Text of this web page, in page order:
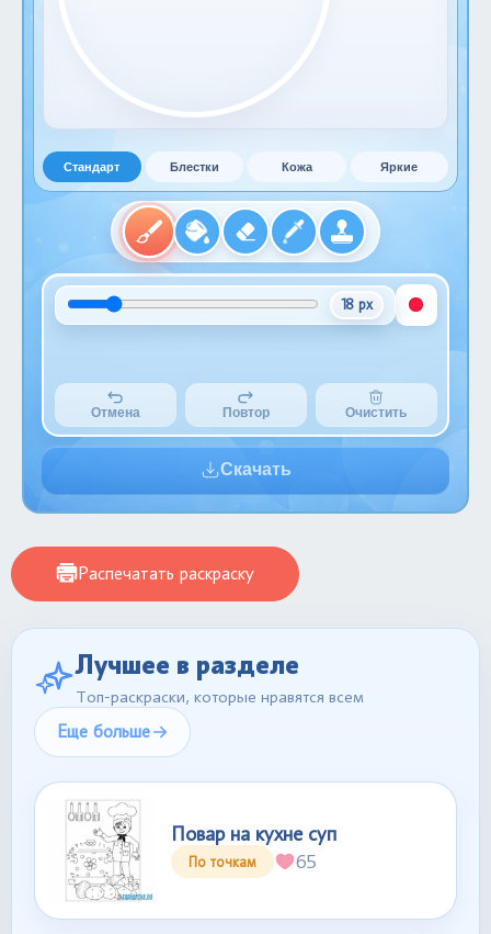
Стандарт Блестки Кожа Яркие
18 px
Отмена Повтор Очистить
Скачать
Распечатать раскраску
Лучшее в разделе
Топ-раскраски, которые нравятся всем
Еще больше
Повар на кухне суп
По точкам 65